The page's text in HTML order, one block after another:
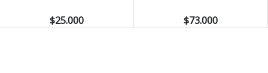
$25.000 $73.000